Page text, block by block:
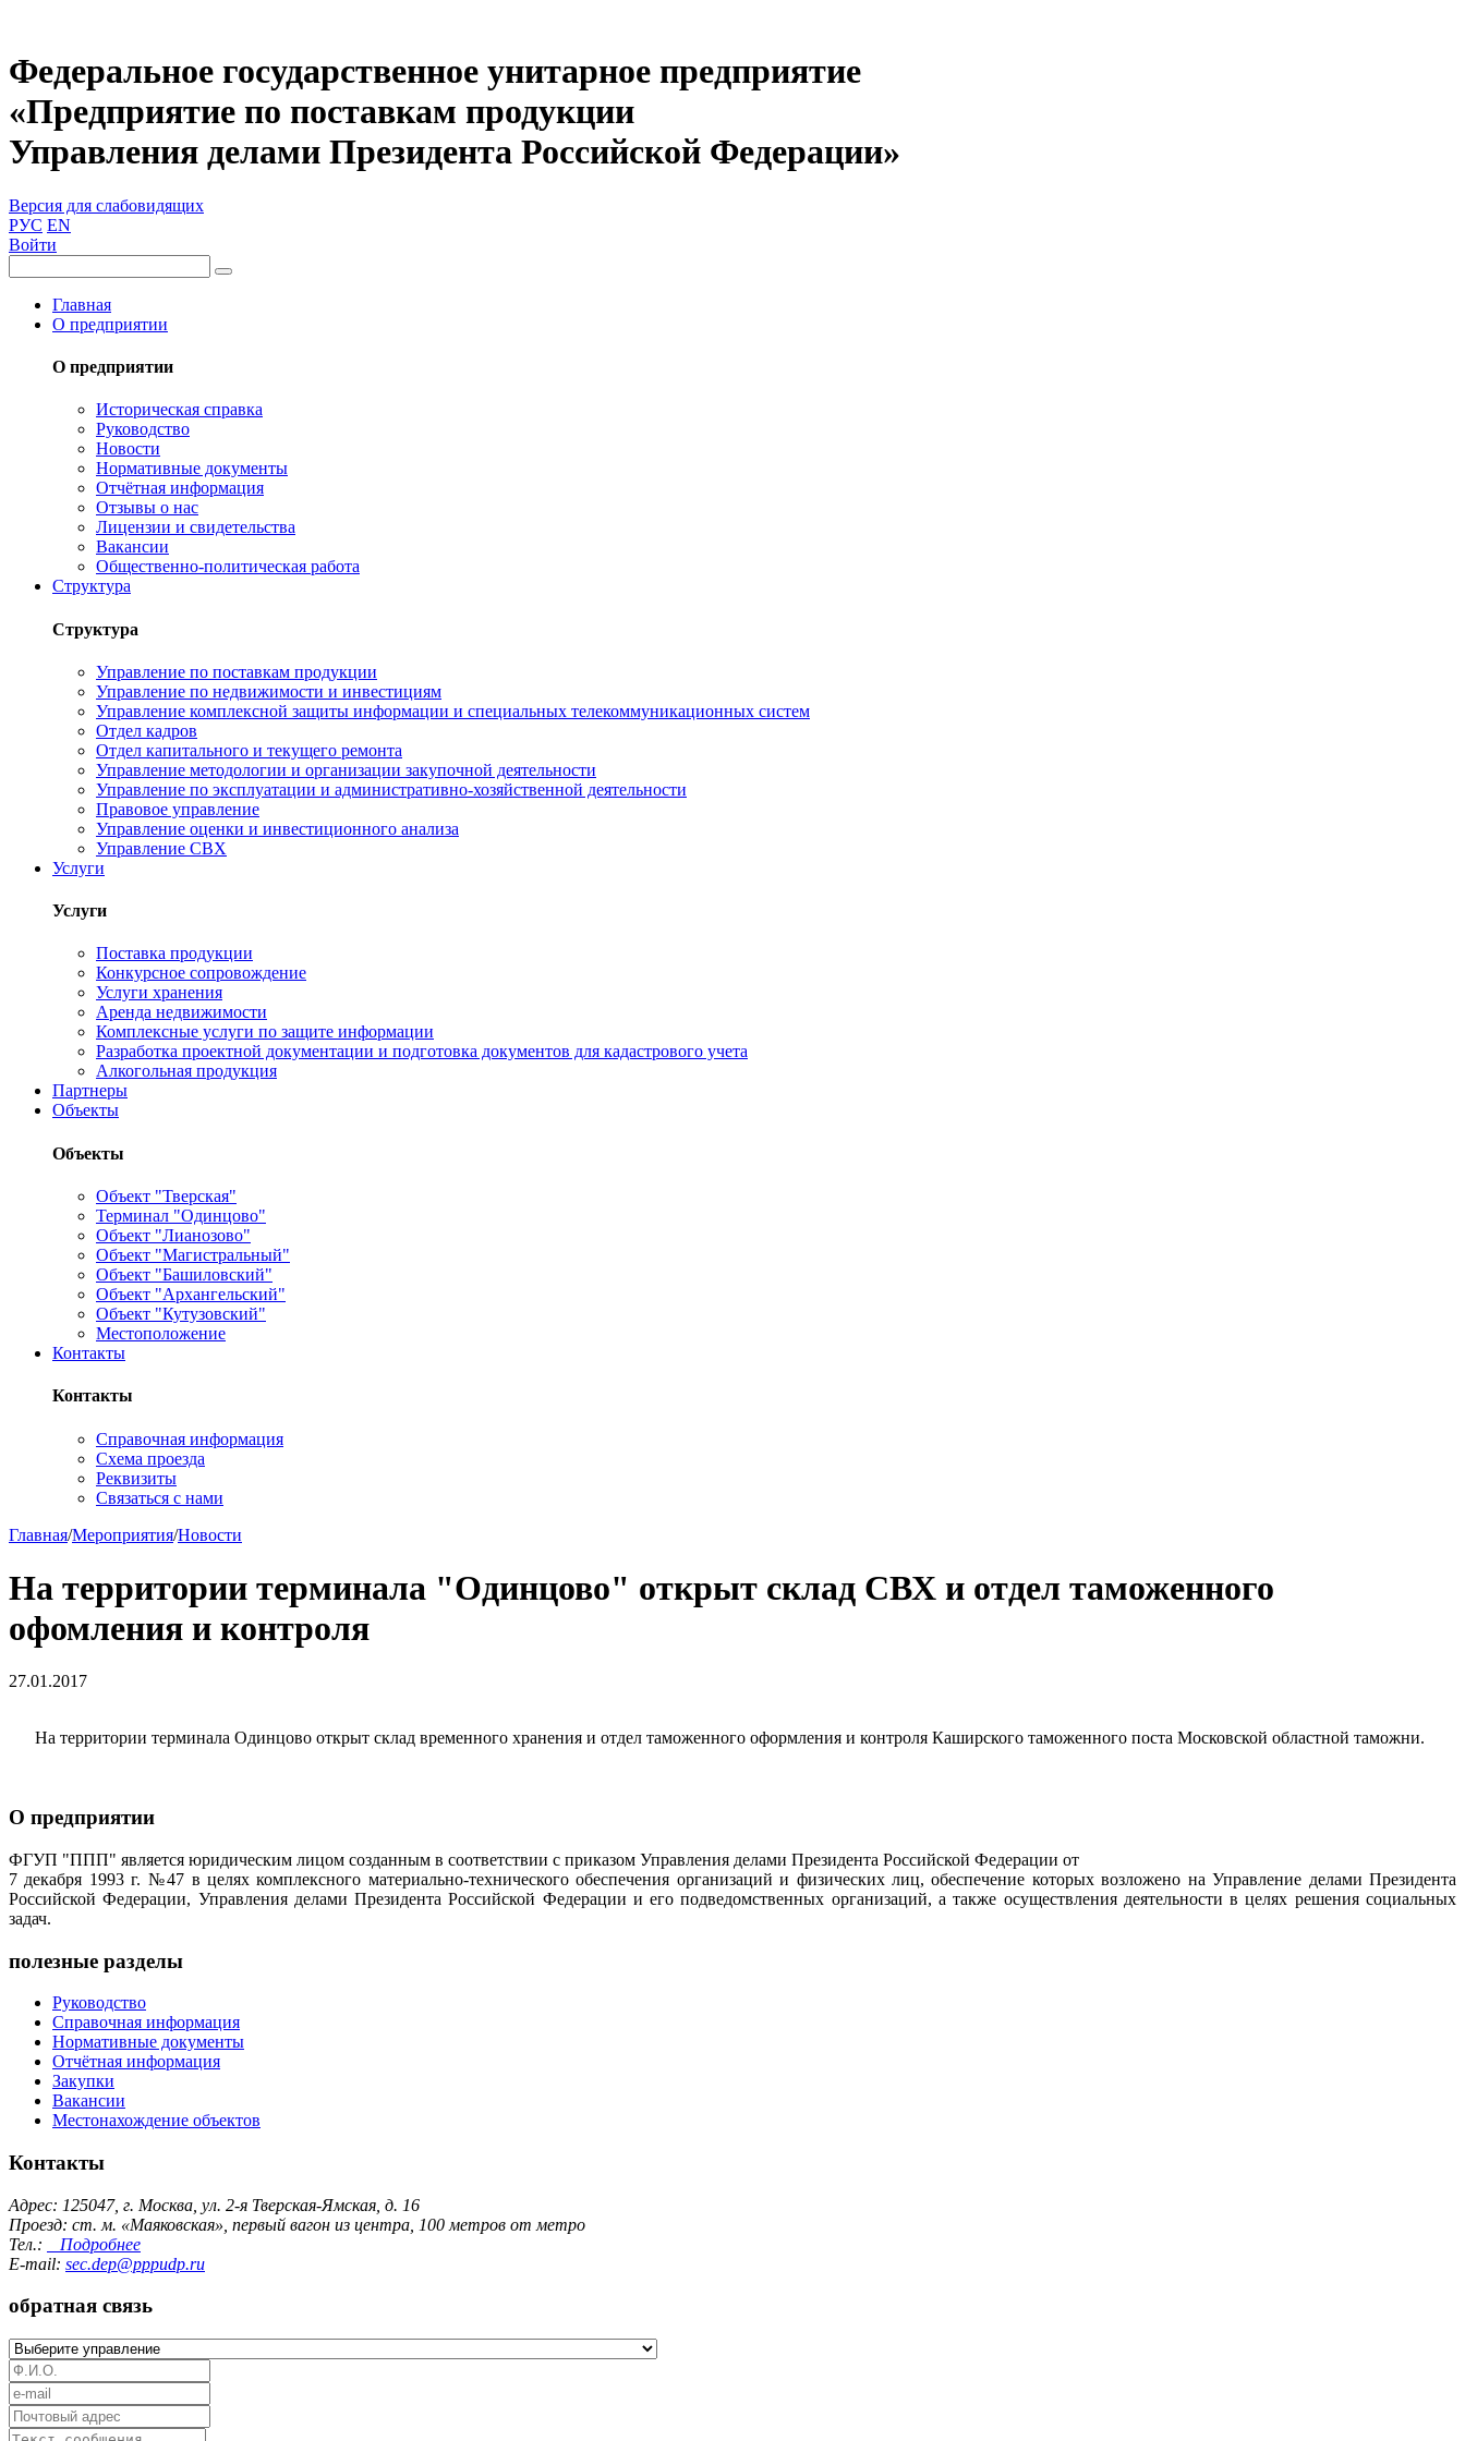
Федеральное государственное унитарное предприятие
«Предприятие по поставкам продукции
Управления делами Президента Российской Федерации»
Версия для слабовидящих
РУС EN
Войти
Главная
О предприятии
О предприятии
Историческая справка
Руководство
Новости
Нормативные документы
Отчётная информация
Отзывы о нас
Лицензии и свидетельства
Вакансии
Общественно-политическая работа
Структура
Структура
Управление по поставкам продукции
Управление по недвижимости и инвестициям
Управление комплексной защиты информации и специальных телекоммуникационных систем
Отдел кадров
Отдел капитального и текущего ремонта
Управление методологии и организации закупочной деятельности
Управление по эксплуатации и административно-хозяйственной деятельности
Правовое управление
Управление оценки и инвестиционного анализа
Управление СВХ
Услуги
Услуги
Поставка продукции
Конкурсное сопровождение
Услуги хранения
Аренда недвижимости
Комплексные услуги по защите информации
Разработка проектной документации и подготовка документов для кадастрового учета
Алкогольная продукция
Партнеры
Объекты
Объекты
Объект "Тверская"
Терминал "Одинцово"
Объект "Лианозово"
Объект "Магистральный"
Объект "Башиловский"
Объект "Архангельский"
Объект "Кутузовский"
Местоположение
Контакты
Контакты
Справочная информация
Схема проезда
Реквизиты
Связаться с нами
Главная/Мероприятия/Новости
На территории терминала "Одинцово" открыт склад СВХ и отдел таможенного
офомления и контроля
27.01.2017
На территории терминала Одинцово открыт склад временного хранения и отдел таможенного оформления и контроля Каширского таможенного поста Московской областной таможни.
О предприятии
ФГУП "ППП" является юридическим лицом созданным в соответствии с приказом Управления делами Президента Российской Федерации от
7 декабря 1993 г. №47 в целях комплексного материально-технического обеспечения организаций и физических лиц, обеспечение которых возложено на Управление делами Президента
Российской Федерации, Управления делами Президента Российской Федерации и его подведомственных организаций, а также осуществления деятельности в целях решения социальных
задач.
полезные разделы
Руководство
Справочная информация
Нормативные документы
Отчётная информация
Закупки
Вакансии
Местонахождение объектов
Контакты
Адрес: 125047, г. Москва, ул. 2-я Тверская-Ямская, д. 16
Проезд: ст. м. «Маяковская», первый вагон из центра, 100 метров от метро
Тел.:
Подробнее
E-mail: sec.dep@pppudp.ru
обратная связь